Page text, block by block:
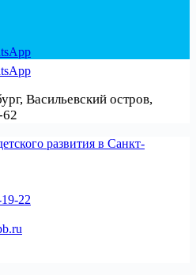
Васильевский остров,
62
22